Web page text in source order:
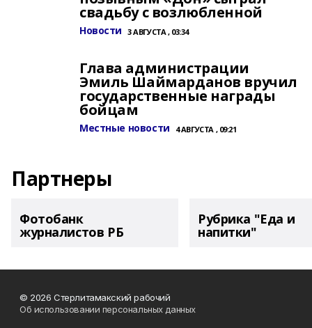
свадьбу с возлюбленной
Новости 3 АВГУСТА , 03:34
Глава администрации
Эмиль Шаймарданов вручил
государственные награды
бойцам
Местные новости 4 АВГУСТА , 09:21
Партнеры
Фотобанк
журналистов РБ
Рубрика "Еда и
напитки"
© 2026 Стерлитамакский рабочий
Об использовании персональных данных